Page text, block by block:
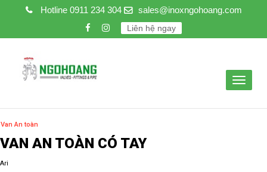
Hotline0911 234 304 sales@inoxngohoang.com
Liên hệ ngay
Toggle